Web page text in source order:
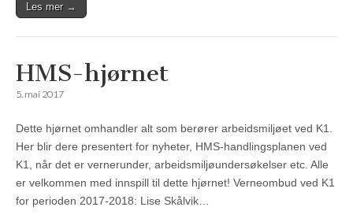
Les mer →
HMS-hjørnet
5. mai 2017
Dette hjørnet omhandler alt som berører arbeidsmiljøet ved K1.
Her blir dere presentert for nyheter, HMS-handlingsplanen ved
K1, når det er vernerunder, arbeidsmiljøundersøkelser etc. Alle
er velkommen med innspill til dette hjørnet! Verneombud ved K1
for perioden 2017-2018: Lise Skålvik…